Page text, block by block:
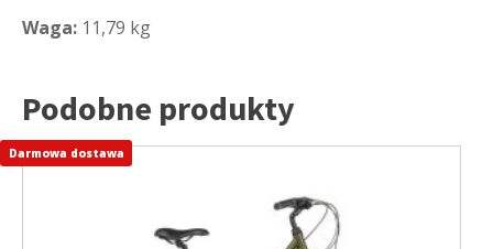
Waga: 11,79 kg
Podobne produkty
Ten
Darmowa dostawa